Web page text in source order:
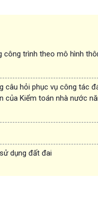
công trình theo mô hình
câu hỏi phục vụ công tác
của Kiểm toán nhà nước
dụng đất đai